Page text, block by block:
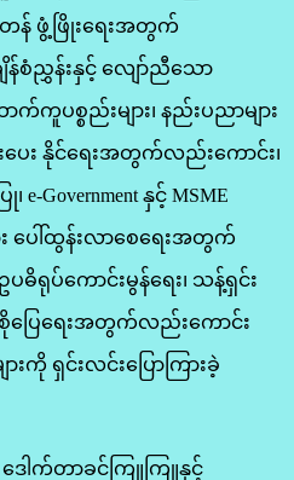
းတန် ဖွံ့ဖြိုးရေးအတွက်
န်စံညွှန်းနှင့် လျော်ညီသော
ကူပစ္စည်းများ၊ နည်းပညာများ
ေး နိုင်ရေးအတွက်လည်းကောင်း၊
Government နှင့် MSME
ပေါ်ထွန်းလာစေရေးအတွက်
ရုပ်ကောင်းမွန်ရေး၊ သန့်ရှင်း
ပြေရေးအတွက်လည်းကောင်း
ကို ရှင်းလင်းပြောကြားခဲ့
း ဒေါက်တာခင်ကြူကြူနှင့်